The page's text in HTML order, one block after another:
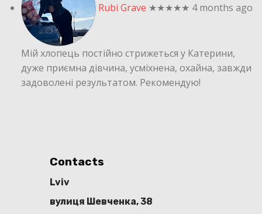
Rubi Grave ★★★★★ 4 months ago
Мій хлопець постійно стрижеться у Катерини,
дуже приємна дівчина, усміхнена, охайна, завжди
задоволені результатом. Рекомендую!
Contacts
Lviv
вулиця Шевченка, 38